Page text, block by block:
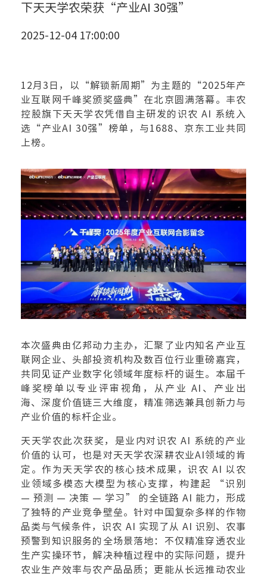
下天天学农荣获“产业AI 30强”
2025-12-04 17:00:00
12月3日，以“解锁新周期”为主题的“2025年产
业互联网千峰奖颁奖盛典”在北京圆满落幕。丰农
控股旗下天天学农凭借自主研发的识农 AI 系统入
选“产业AI 30强”榜单，与1688、京东工业共同
上榜。
本次盛典由亿邦动力主办，汇聚了业内知名产业互
联网企业、头部投资机构及数百位行业重磅嘉宾，
共同见证产业数字化领域年度标杆的诞生。本届千
峰奖榜单以专业评审视角，从产业 AI、产业出
海、深度价值链三大维度，精准筛选兼具创新力与
产业价值的标杆企业。
天天学农此次获奖，是业内对识农 AI 系统的产业
价值的认可，也是对天天学农深耕农业AI领域的肯
定。作为天天学农的核心技术成果，识农 AI 以农
业领域多模态大模型为核心支撑，构建起 “识别
— 预测 — 决策 — 学习” 的全链路 AI 能力，形成
了独特的产业竞争壁垒。针对中国复杂多样的作物
品类与气候条件，识农 AI 实现了从 AI 识别、农事
预警到知识服务的全场景落地：不仅精准穿透农业
生产实操环节，解决种植过程中的实际问题，提升
农业生产效率与农产品品质；更能从长远推动农业